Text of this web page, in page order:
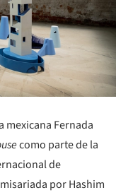
mexicana Fernada
como parte de la
de
por Hashim